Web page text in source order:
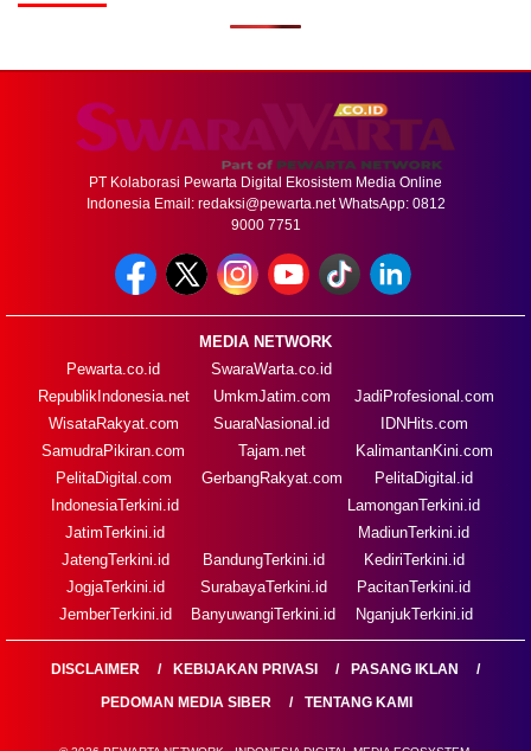
PT Kolaborasi Pewarta Digital Ekosistem Media Online
Indonesia Email: redaksi@pewarta.netWhatsApp: 0812
9000 7751
MEDIA NETWORK
Pewarta.co.id
RepublikIndonesia.net
WisataRakyat.com
SamudraPikiran.com
PelitaDigital.com
SwaraWarta.co.id
UmkmJatim.com
SuaraNasional.id
Tajam.net
GerbangRakyat.com
JadiProfesional.com
IDNHits.com
KalimantanKini.com
PelitaDigital.id
IndonesiaTerkini.id
JatimTerkini.id
JatengTerkini.id
JogjaTerkini.id
JemberTerkini.id
BandungTerkini.id
SurabayaTerkini.id
BanyuwangiTerkini.id
LamonganTerkini.id
MadiunTerkini.id
KediriTerkini.id
PacitanTerkini.id
NganjukTerkini.id
DISCLAIMER KEBIJAKAN PRIVASI
PASANG IKLAN
PEDOMAN MEDIA SIBER
TENTANG KAMI